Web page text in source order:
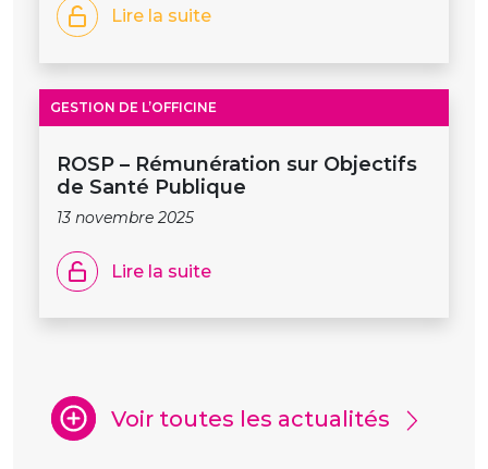
Lire la suite
GESTION DE L’OFFICINE
ROSP – Rémunération sur Objectifs
de Santé Publique
13 novembre 2025
Lire la suite
Voir toutes les actualités